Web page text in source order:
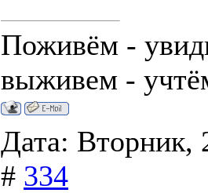
Поживём -
выживем -
Дата: Вторник,
# 334